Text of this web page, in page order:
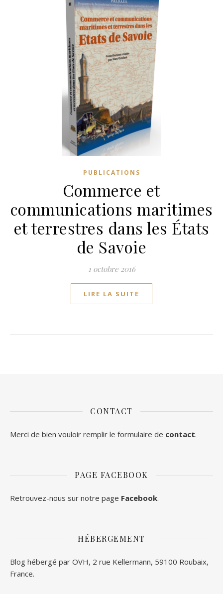
PUBLICATIONS
Commerce et
communications maritimes
et terrestres dans les États
de Savoie
1 octobre 2016
LIRE LA SUITE
CONTACT
Merci de bien vouloir remplir le formulaire de contact.
PAGE FACEBOOK
Retrouvez-nous sur notre page Facebook.
HÉBERGEMENT
Blog hébergé par OVH, 2 rue Kellermann, 59100 Roubaix,
France.